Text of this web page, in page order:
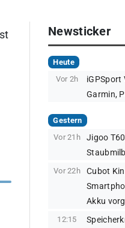
Newsticker
Heute
Vor 2h
iGPSport
Garmin,
Gestern
Vor 21h
Jigoo
Vor 22h
Cubot
Akku
12:15